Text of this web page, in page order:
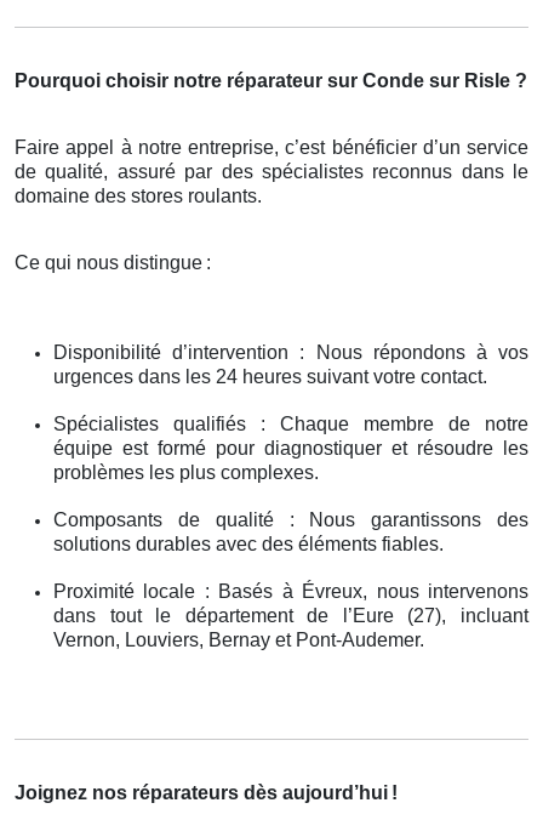
Pourquoi choisir notre réparateur sur Conde sur Risle ?
Faire appel à notre entreprise, c’est bénéficier d’un service
de qualité, assuré par des spécialistes reconnus dans le
domaine des stores roulants.
Ce qui nous distingue :
Disponibilité d’intervention : Nous répondons à vos
urgences dans les 24 heures suivant votre contact.
Spécialistes qualifiés : Chaque membre de notre
équipe est formé pour diagnostiquer et résoudre les
problèmes les plus complexes.
Composants de qualité : Nous garantissons des
solutions durables avec des éléments fiables.
Proximité locale : Basés à Évreux, nous intervenons
dans tout le département de l’Eure (27), incluant
Vernon, Louviers, Bernay et Pont-Audemer.
Joignez nos réparateurs dès aujourd’hui !